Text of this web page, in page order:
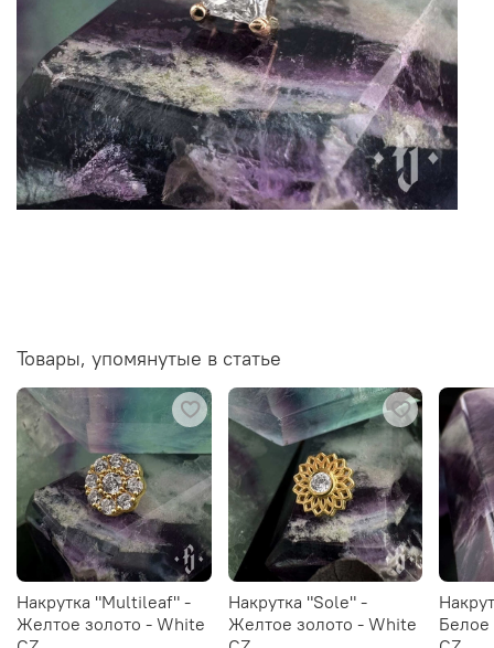
Товары, упомянутые в статье
Накрутка "Multileaf" -
Желтое золото - White
Накрутка "Sole" -
Желтое золото - White
Белое